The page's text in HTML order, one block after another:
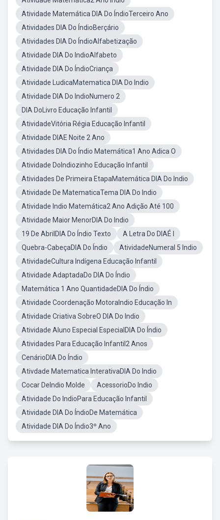
Atividade Matemática DIA Do ÍndioTerceiro Ano
Atividades DIA Do ÍndioBerçário
Atividades DIA Do ÍndioAlfabetização
Atividade DIA Do IndioAlfabeto
Atividade DIA Do ÍndioCriança
Atividade LudicaMatematica DIA Do Indio
Atividade DIA Do IndioNumero 2
DIA DoLivro Educação Infantil
AtividadeVitória Régia Educação Infantil
Atividade DIAE Noite 2 Ano
Atividades DIA Do Índio Matemática1 Ano Adica O
Atividade DoIndiozinho Educação Infantil
Atividades De Primeira EtapaMatemática DIA Do Indio
Atividade De MatematicaTema DIA Do Indio
Atividade Indio Matemática2 Ano Adição Até 100
Atividade Maior MenorDIA Do Indio
19 De AbrilDIA Do Índio Texto
A Letra Do DIAÉ I
Quebra-CabeçaDIA Do Índio
AtividadeNumeral 5 Indio
AtividadeCultura Indígena Educação Infantil
Atividade AdaptadaDo DIA Do Índio
Matemática 1 Ano QuantidadeDIA Do Índio
Atividade Coordenação MotoraIndio Educação In
Atividade Criativa SobreO DIA Do Indio
Atividade Aluno Especial EspecialDIA Do Índio
Atividades Para Educação Infantil2 Anos
CenárioDIA Do Índio
Ativdade Matematica InterativaDIA Do Indio
Cocar DeIndio Molde
AcessorioDo Indio
Atividade Do IndioPara Educação Infantil
Atividade DIA Do ÍndioDe Matemática
Atividade DIA Do Índio3º Ano